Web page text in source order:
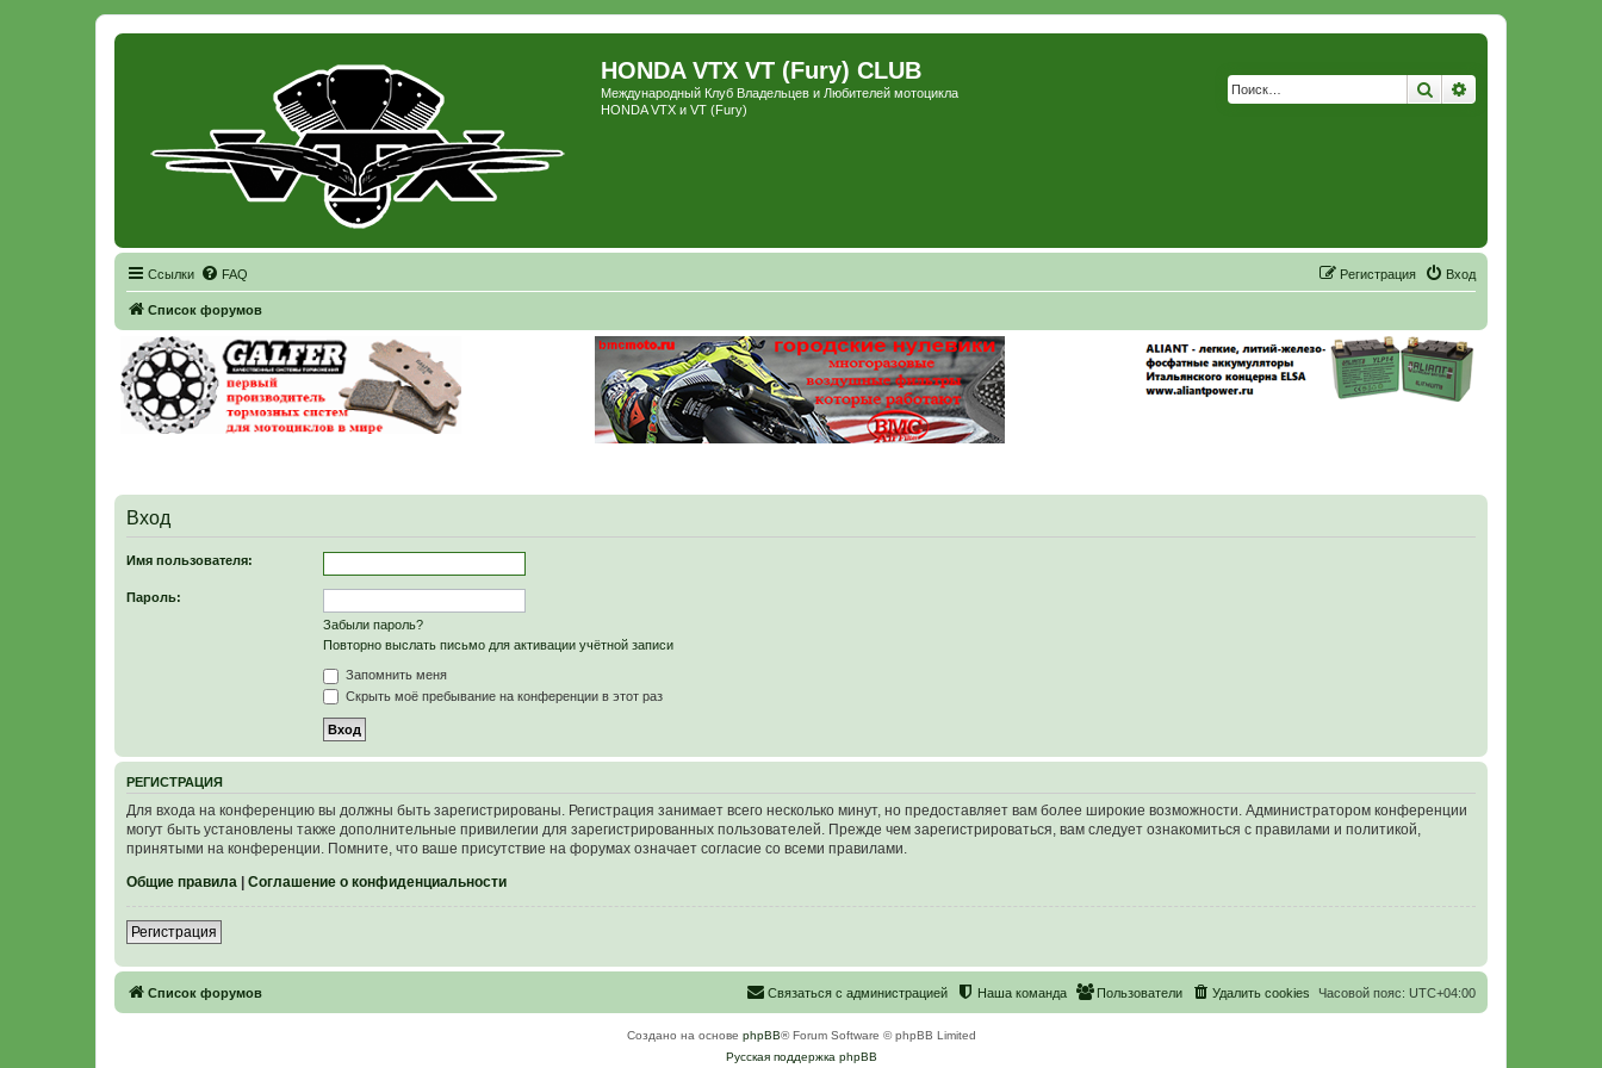
HONDA VTX VT (Fury) CLUB
Международный Клуб Владельцев и Любителей мотоцикла
HONDA VTX и VT (Fury)
Поиск
Ссылки FAQ Вход
Регистрация
Список форумов
Вход
Имя пользователя:
Пароль:
Забыли пароль?
Повторно выслать письмо для активации учётной записи
Запомнить меня
Скрыть моё пребывание на конференции в этот раз
РЕГИСТРАЦИЯ
Для входа на конференцию вы должны быть зарегистрированы. Регистрация занимает всего несколько минут, но предоставляет вам более широкие возможности. Администратором конференции
могут быть установлены также дополнительные привилегии для зарегистрированных пользователей. Прежде чем зарегистрироваться, вам следует ознакомиться с правилами и политикой,
принятыми на конференции. Помните, что ваше присутствие на форумах означает согласие со всеми правилами.
Общие правила | Соглашение о конфиденциальности
Регистрация
Список форумов Часовой пояс: UTC+04:00
Удалить cookies
Пользователи
Наша команда
Связаться с
Связаться с администрацией
Создано на основе phpBB® Forum Software © phpBB Limited
Русская поддержка phpBB